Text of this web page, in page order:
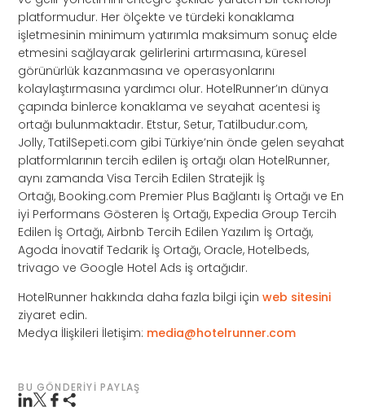
platformudur. Her ölçekte ve türdeki konaklama
işletmesinin minimum yatırımla maksimum sonuç elde
etmesini sağlayarak gelirlerini artırmasına, küresel
görünürlük kazanmasına ve operasyonlarını
kolaylaştırmasına yardımcı olur. HotelRunner’ın dünya
çapında binlerce konaklama ve seyahat acentesi iş
ortağı bulunmaktadır. Etstur, Setur, Tatilbudur.com,
Jolly, TatilSepeti.com gibi Türkiye’nin önde gelen seyahat
platformlarının tercih edilen iş ortağı olan HotelRunner,
aynı zamanda Visa Tercih Edilen Stratejik İş
Ortağı, Booking.com Premier Plus Bağlantı İş Ortağı ve En
iyi Performans Gösteren İş Ortağı, Expedia Group Tercih
Edilen İş Ortağı, Airbnb Tercih Edilen Yazılım İş Ortağı,
Agoda İnovatif Tedarik İş Ortağı, Oracle, Hotelbeds,
trivago ve Google Hotel Ads iş ortağıdır.
HotelRunner hakkında daha fazla bilgi içinweb sitesini
ziyaret edin.
Medya İlişkileri İletişim: media@hotelrunner.com
BU GÖNDERIYI PAYLAŞ